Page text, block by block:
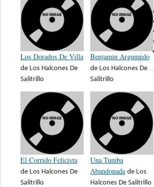
Los Dorados De Villa
de Los Halcones De
Salitrillo
Benjamin Argumedo
de Los Halcones De
Salitrillo
El Corrido Felicista
de Los Halcones De
Salitrillo
Una Tumba
Abandonada de Los
Halcones De Salitrillo